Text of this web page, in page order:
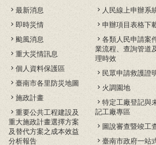
最新消息
即時災情
颱風消息
重大災情訊息
個人資料保護區
臺南市各里防災地圖
施政計畫
重要公共工程建設及
重大施政計畫選擇方案
及替代方案之成本效益
分析報告
人民線上申辦系
申辦項目表格下
各類人民申請案
業流程、查詢管道
理時效
民眾申請救護證
火調園地
特定工廠登記與
記工廠專區
圖說審查暨竣工
臺南市政府一站